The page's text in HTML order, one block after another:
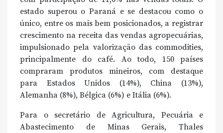
estado superou o Paraná e se destacou como o
único, entre os mais bem posicionados, a registrar
crescimento na receita das vendas agropecuárias,
impulsionado pela valorização das commodities,
principalmente do café. Ao todo, 150 países
compraram produtos mineiros, com destaque
para Estados Unidos (14%), China (13%),
Alemanha (8%), Bélgica (6%) e Itália (6%).
Para o secretário de Agricultura, Pecuária e
Abastecimento de Minas Gerais, Thales